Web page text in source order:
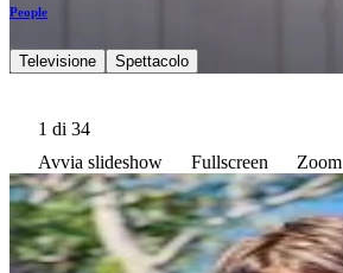
People
Televisione Spettacolo
1 di 34
Avvia slideshow
Fullscreen Zoom